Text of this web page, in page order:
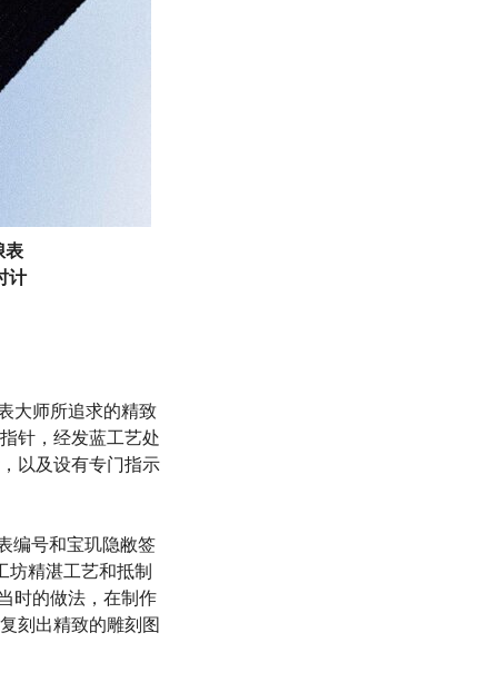
表
计
大师所追求的精致
针，经发蓝工艺处
以及设有专门指示
编号和宝玑隐敝签
精湛工艺和抵制
时的做法，在制作
刻出精致的雕刻图